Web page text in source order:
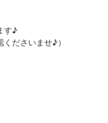
す♪
ださいませ♪）